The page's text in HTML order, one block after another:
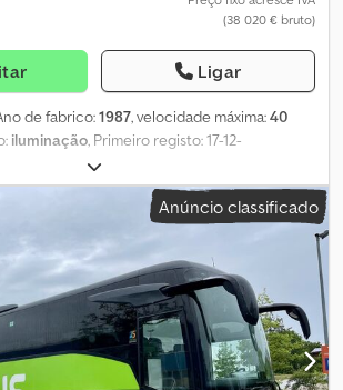
(38 020 € bruto)
Ligar
de fabrico:1987, velocidade máxima:40
iluminação , Primeiro registo: 17-12-
elevador frontal, tomada de força dianteira,
170.000 km, localização: cliente Dksdpfx
Anúncio classificado